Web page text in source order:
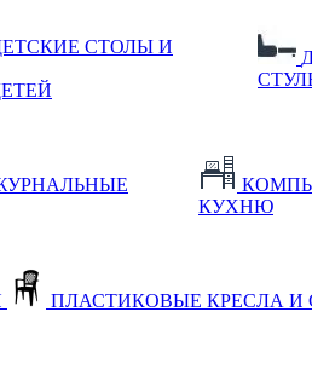
СТОЛЫ И
КУХНЮ
ПЛАСТИКОВЫЕ КРЕСЛА И